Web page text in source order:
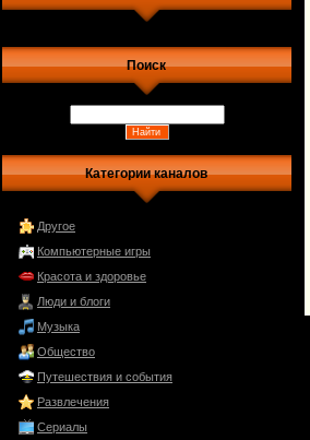
Поиск
Категории каналов
Другое
Компьютерные игры
Красота и здоровье
Люди и блоги
Музыка
Общество
Путешествия и события
Развлечения
Сериалы